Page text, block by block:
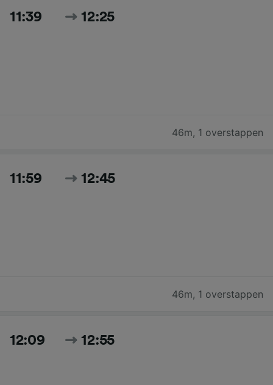
11:39 12:25
46m, 1 overstappen
11:59 12:45
46m, 1 overstappen
12:09 12:55